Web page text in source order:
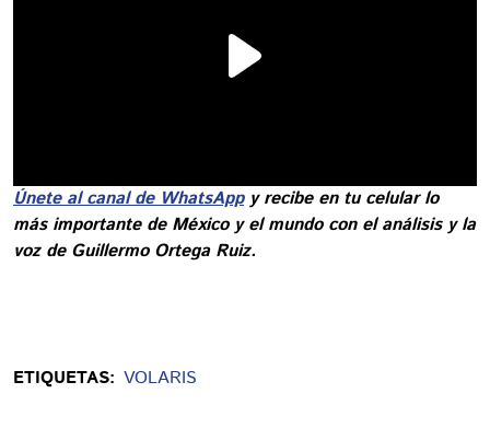
Únete al canal de WhatsAppy recibe en tu celular lo
más importante de México y el mundo con el análisis y la
voz de Guillermo Ortega Ruiz.
ETIQUETAS: VOLARIS